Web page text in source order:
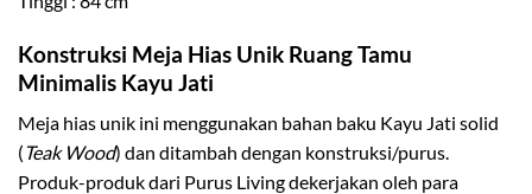
Konstruksi Meja Hias Unik Ruang Tamu
Minimalis Kayu Jati
Meja hias unik ini menggunakan bahan baku Kayu Jati solid
(Teak Wood) dan ditambah dengan konstruksi/purus.
Produk-produk dari Purus Living dekerjakan oleh para